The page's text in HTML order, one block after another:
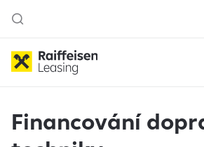
Financování